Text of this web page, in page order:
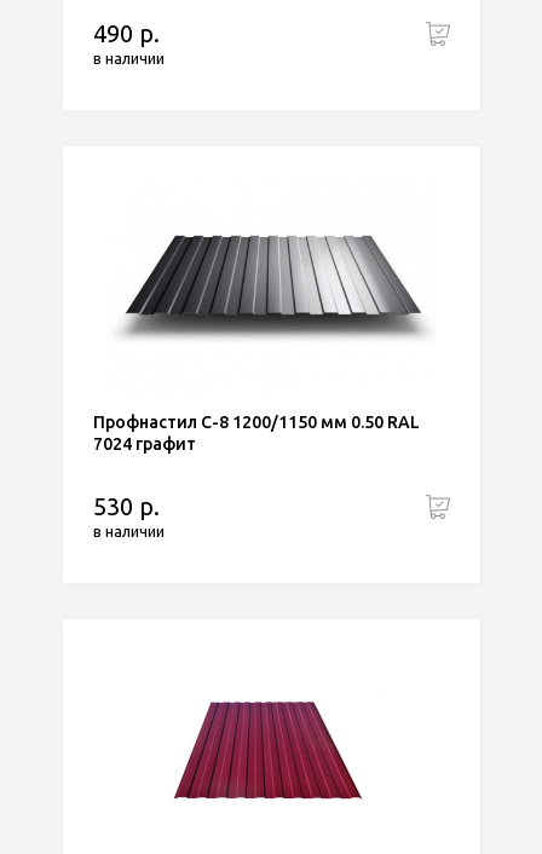
490 р.
в наличии
Профнастил С-8 1200/1150 мм 0.50 RAL
7024 графит
530 р.
в наличии